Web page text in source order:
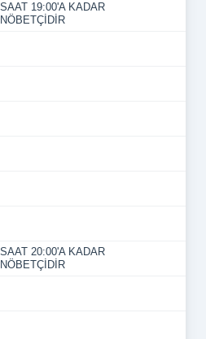
SAAT 19:00'A KADAR
NÖBETÇİDİR
SAAT 20:00'A KADAR
NÖBETÇİDİR